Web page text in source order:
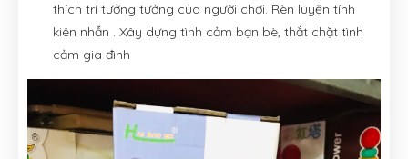
thích trí tưởng tưởng của người chơi. Rèn luyện tính
kiên nhẫn . Xây dựng tình cảm bạn bè, thắt chặt tình
cảm gia đình